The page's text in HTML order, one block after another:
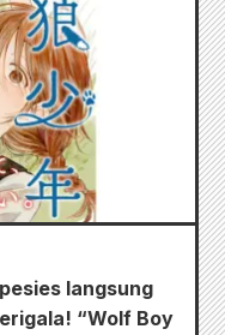
langsung
“Wolf Boy